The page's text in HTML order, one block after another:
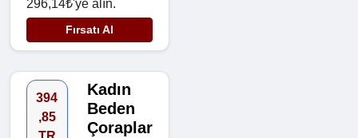
296,14₺'ye alın.
Fırsatı Al
394
,85
Kadın
Beden
Çoraplar